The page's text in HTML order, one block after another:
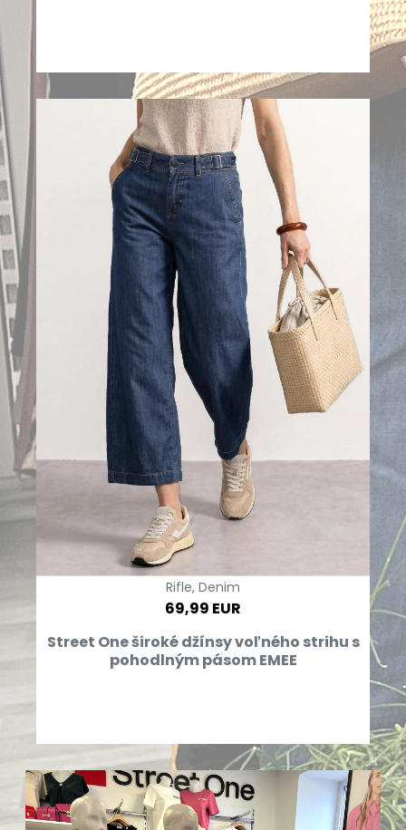
Rifle, Denim
69,99 EUR
Street One široké džínsy voľného strihu s
pohodlným pásom EMEE